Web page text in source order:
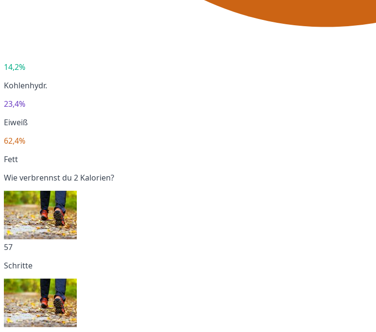
14,2%
Kohlenhydr.
23,4%
Eiweiß
62,4%
Fett
Wie verbrennst du 2 Kalorien?
57
Schritte